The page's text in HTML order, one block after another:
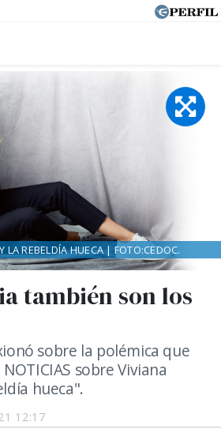
12:17
también son los
sobre la polémica que
sobre Viviana
hueca".
LA REBELDÍA HUECA | FOTO:CEDOC.